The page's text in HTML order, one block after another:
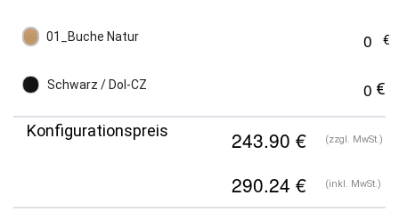
01_Buche Natur
Schwarz / Dol-CZ
Konfigurationspreis (zzgl. MwSt.)
(inkl. MwSt.)